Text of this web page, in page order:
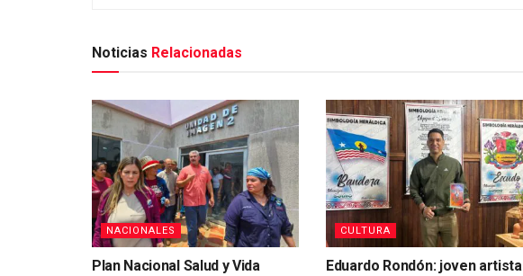
Noticias Relacionadas
NACIONALES
Plan Nacional Salud y Vida
CULTURA
Eduardo Rondón: joven artista